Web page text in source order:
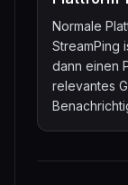
Normale
StreamPing
dann einen
relevantes